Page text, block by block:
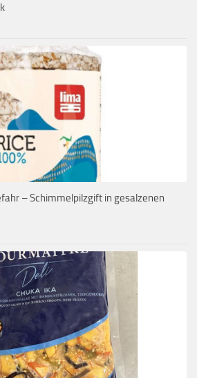
– Schimmelpilzgift in gesalzenen